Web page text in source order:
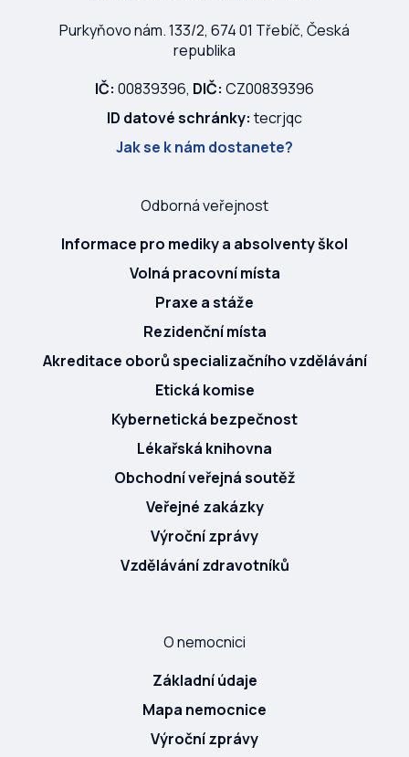
Purkyňovo nám. 133/2, 674 01 Třebíč, Česká
republika
IČ: 00839396, DIČ: CZ00839396
ID datové schránky: tecrjqc
Jak se k nám dostanete?
Odborná veřejnost
Informace pro mediky a absolventy škol
Volná pracovní místa
Praxe a stáže
Rezidenční místa
Akreditace oborů specializačního vzdělávání
Etická komise
Kybernetická bezpečnost
Lékařská knihovna
Obchodní veřejná soutěž
Veřejné zakázky
Výroční zprávy
Vzdělávání zdravotníků
O nemocnici
Základní údaje
Mapa nemocnice
Výroční zprávy